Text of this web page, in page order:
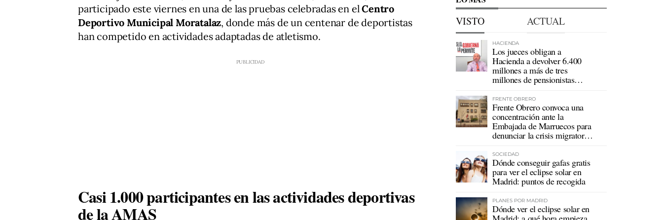
participado este viernes en una de las pruebas celebradas en elCentro
Deportivo Municipal Moratalaz, donde más de un centenar de deportistas
han competido en actividades adaptadas de atletismo.
Casi 1.000 participantes en las actividades deportivas
de la AMAS
VISTO ACTUAL
HACIENDA
Los jueces obligan a
Hacienda a devolver 6.400
millones a más de tres
millones de pensionistas
FRENTE OBRERO
Frente Obrero convoca una
concentración ante la
Embajada de Marruecos para
denunciar la crisis migratoria
SOCIEDAD
Dónde conseguir gafas gratis
para ver el eclipse solar en
Madrid: puntos de recogida
PLANES POR MADRID
Dónde ver el eclipse solar en